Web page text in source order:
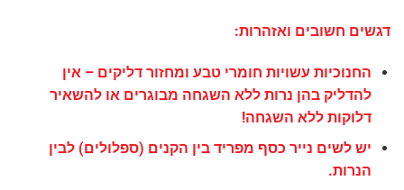
דגשים חשובים ואזהרות:
החנוכיות עשויות חומרי טבע ומחזור דליקים – אין
להדליק בהן נרות ללא השגחה מבוגרים או להשאיר
דלוקות ללא השגחה!
יש לשים נייר כסף מפריד בין הקנים (ספלולים) לבין
הנרות.